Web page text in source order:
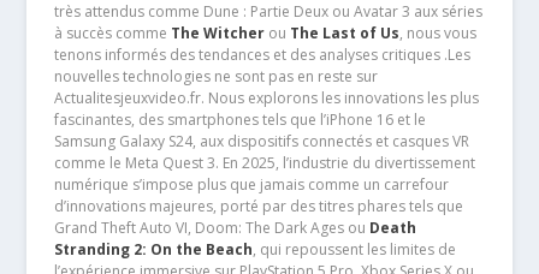
très attendus comme Dune : Partie Deux ou Avatar 3 aux séries
à succès comme The Witcherou The Last of Us, nous vous
tenons informés des tendances et des analyses critiques .Les
nouvelles technologies ne sont pas en reste sur
Actualitesjeuxvideo.fr. Nous explorons les innovations les plus
fascinantes, des smartphones tels que l’iPhone 16 et le
Samsung Galaxy S24, aux dispositifs connectés et casques VR
comme le Meta Quest 3. En 2025, l’industrie du divertissement
numérique s’impose plus que jamais comme un carrefour
d’innovations majeures, porté par des titres phares tels que
Grand Theft Auto VI, Doom: The Dark Ages ou Death
Stranding 2: On the Beach, qui repoussent les limites de